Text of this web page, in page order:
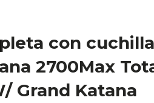
con cuchilla
2700Max
Grand Katana